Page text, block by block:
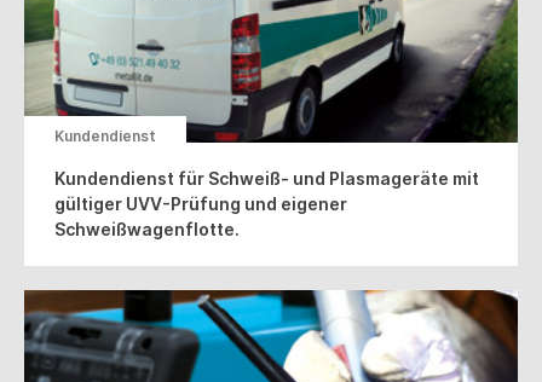
Kundendienst
Kundendienst für Schweiß- und Plasmageräte mit
gültiger UVV-Prüfung und eigener
Schweißwagenflotte.